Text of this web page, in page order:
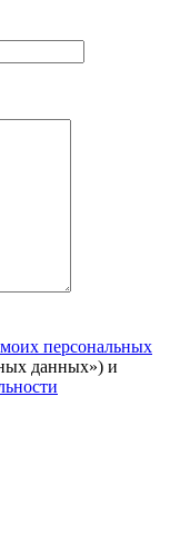
моих персональных
данных») и